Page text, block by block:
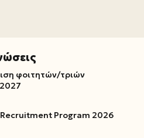
φοιτητών/τριών
Program 2026